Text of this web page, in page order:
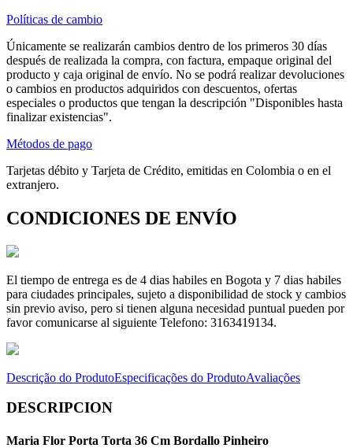
Políticas de cambio
Únicamente se realizarán cambios dentro de los primeros 30 días
después de realizada la compra, con factura, empaque original del
producto y caja original de envío. No se podrá realizar devoluciones
o cambios en productos adquiridos con descuentos, ofertas
especiales o productos que tengan la descripción "Disponibles hasta
finalizar existencias".
Métodos de pago
Tarjetas débito y Tarjeta de Crédito, emitidas en Colombia o en el
extranjero.
CONDICIONES DE ENVÍO
El tiempo de entrega es de 4 dias habiles en Bogota y 7 dias habiles
para ciudades principales, sujeto a disponibilidad de stock y cambios
sin previo aviso, pero si tienen alguna necesidad puntual pueden por
favor comunicarse al siguiente Telefono: 3163419134.
Descrição do ProdutoEspecificações do ProdutoAvaliações
DESCRIPCION
Maria Flor Porta Torta 36 Cm Bordallo Pinheiro